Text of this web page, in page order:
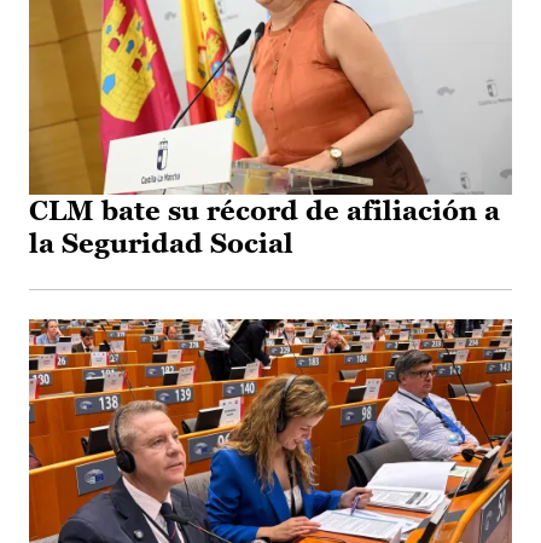
CLM bate su récord de afiliación a
la Seguridad Social